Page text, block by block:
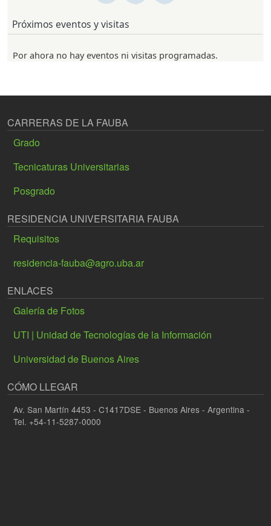
Próximos eventos y visitas
Por ahora no hay eventos ni visitas programadas.
CARRERAS DE LA FAUBA
Grado
Tecnicaturas Universitarias
Posgrado
RESIDENCIA UNIVERSITARIA FAUBA
Requisitos
residencia-fauba@agro.uba.ar
ENLACES
Galería de Fotos
UTI | Unidad de Tecnologías de la Información
Universidad de Buenos Aires
CÓMO LLEGAR
Av. San Martín 4453 - C1417DSE - Buenos Aires - Argentina -
Tel. +54-11-5287-0000